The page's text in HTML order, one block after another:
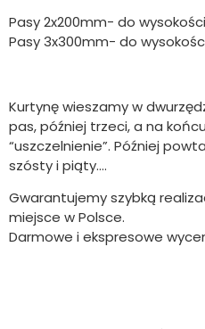
Pasy 2x200mm- do
Pasy 3x300mm- do
Kurtynę wieszamy w
pas, później trzeci, a na
“uszczelnienie”. Później
szósty i piąty….
Gwarantujemy szybką
miejsce w Polsce.
Darmowe i ekspresowe